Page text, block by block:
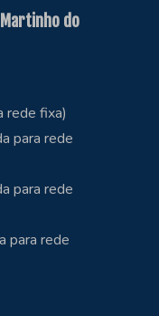
do
rede fixa)
para rede
para rede
para rede